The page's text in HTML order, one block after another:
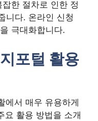
한 절차로 인한 정
니다. 온라인 신청
극대화합니다.
포털 활용
에서 매우 유용하게
요 활용 방법을 소개